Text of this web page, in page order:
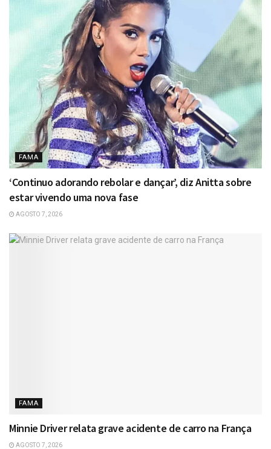
FAMA
‘Continuo adorando rebolar e dançar’, diz Anitta sobre
estar vivendo uma nova fase
AGOSTO 7, 2026
FAMA
Minnie Driver relata grave acidente de carro na França
AGOSTO 7, 2026